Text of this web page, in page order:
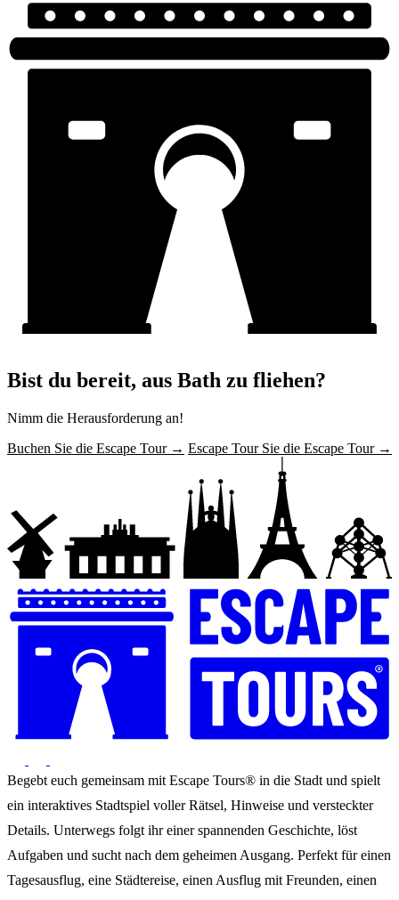
Bist du bereit, aus Bath zu fliehen?
Nimm die Herausforderung an!
Buchen Sie die Escape Tour → Escape Tour Sie die Escape Tour →
Begebt euch gemeinsam mit Escape Tours® in die Stadt und spielt
ein interaktives Stadtspiel voller Rätsel, Hinweise und versteckter
Details. Unterwegs folgt ihr einer spannenden Geschichte, löst
Aufgaben und sucht nach dem geheimen Ausgang. Perfekt für einen
Tagesausflug, eine Städtereise, einen Ausflug mit Freunden, einen